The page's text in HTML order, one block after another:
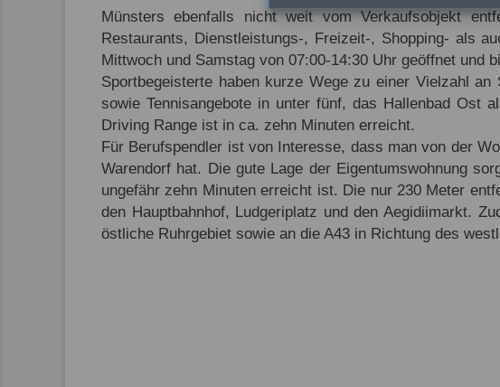
Münsters ebenfalls nicht weit vom Verkaufsobjekt
Restaurants, Dienstleistungs-, Freizeit-, Shopping- als
Mittwoch und Samstag von 07:00-14:30 Uhr geöffnet und
Sportbegeisterte haben kurze Wege zu einer Vielzahl
sowie Tennisangebote in unter fünf, das Hallenbad Ost
Driving Range ist in ca. zehn Minuten erreicht.
Für Berufspendler ist von Interesse, dass man von der
Warendorf hat. Die gute Lage der Eigentumswohnung
ungefähr zehn Minuten erreicht ist. Die nur 230 Meter
den Hauptbahnhof, Ludgeriplatz und den Aegidiimarkt.
östliche Ruhrgebiet sowie an die A43 in Richtung des